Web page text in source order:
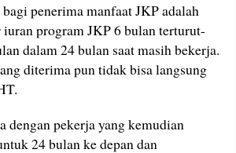
penerima manfaat JKP adalah
iuran program JKP 6 bulan terturut-
dalam 24 bulan saat masih bekerja.
diterima pun tidak bisa langsung
dengan pekerja yang kemudian
24 bulan ke depan dan